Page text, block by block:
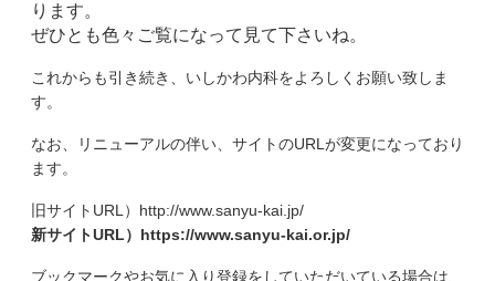
ります。
ぜひとも色々ご覧になって見て下さいね。
これからも引き続き、いしかわ内科をよろしくお願い致しま
す。
なお、リニューアルの伴い、サイトのURLが変更になっており
ます。
旧サイトURL）http://www.sanyu-kai.jp/
新サイトURL）https://www.sanyu-kai.or.jp/
ブックマークやお気に入り登録をしていただいている場合は、